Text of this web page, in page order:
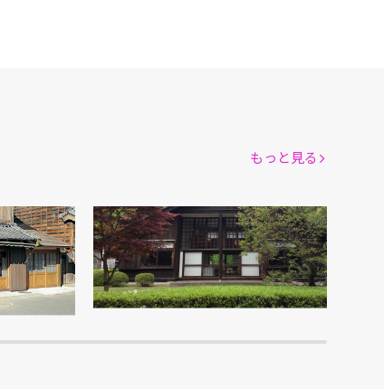
前川國男邸
江戸東京たてもの園
もっと見る